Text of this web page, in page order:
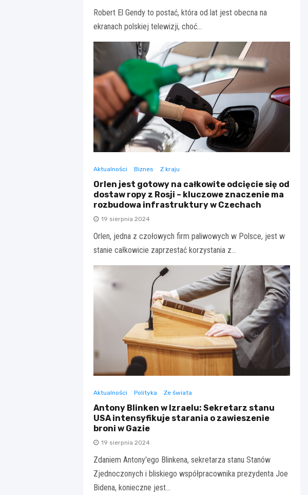
Robert El Gendy to postać, która od lat jest obecna na
ekranach polskiej telewizji, choć…
Aktualności Biznes Z kraju
Orlen jest gotowy na całkowite odcięcie się od
dostaw ropy z Rosji – kluczowe znaczenie ma
rozbudowa infrastruktury w Czechach
19 sierpnia 2024
Orlen, jedna z czołowych firm paliwowych w Polsce, jest w
stanie całkowicie zaprzestać korzystania z…
Aktualności Polityka Ze świata
Antony Blinken w Izraelu: Sekretarz stanu
USA intensyfikuje starania o zawieszenie
broni w Gazie
19 sierpnia 2024
Zdaniem Antony'ego Blinkena, sekretarza stanu Stanów
Zjednoczonych i bliskiego współpracownika prezydenta Joe
Bidena, konieczne jest…